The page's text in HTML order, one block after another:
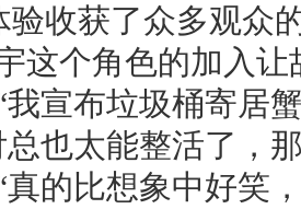
验收获了众多观众
这个角色的加入
我宣布垃圾桶寄居
总也太能整活了，
真的比想象中好笑